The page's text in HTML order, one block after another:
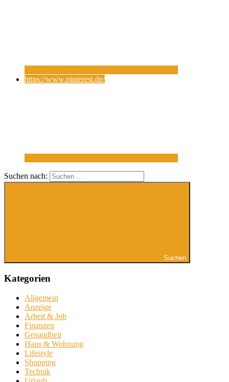
https://www.pinterest.de/
Suchen nach:
Suchen
Kategorien
Allgemein
Anzeige
Arbeit & Job
Finanzen
Gesundheit
Haus & Wohnung
Lifestyle
Shopping
Technik